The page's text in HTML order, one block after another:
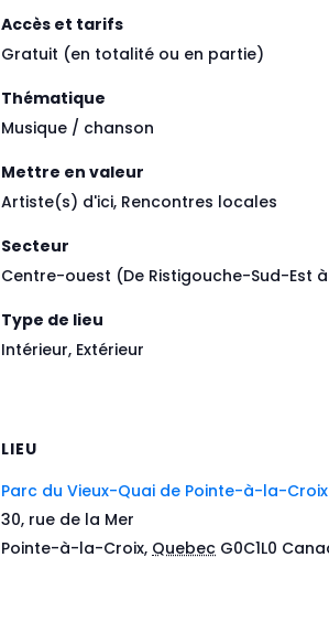
Accès et tarifs
Gratuit (en totalité ou en partie)
Thématique
Musique / chanson
Mettre en valeur
Artiste(s) d'ici, Rencontres locales
Secteur
Centre-ouest (De Ristigouche-Sud-Est
Type de lieu
Intérieur, Extérieur
LIEU
Parc du Vieux-Quai de Pointe-à-la-Croix
30, rue de la Mer
Pointe-à-la-Croix, Quebec G0C1L0